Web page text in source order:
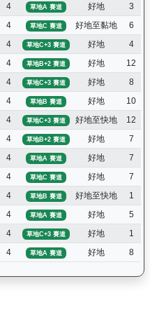
4 草地A 賽道 好地 3
4 草地C 賽道 好地至黏地 6
4 草地C+3 賽道 好地 4
4 草地B+2 賽道 好地 12
4 草地C+3 賽道 好地 8
4 草地B 賽道 好地 10
4 草地C+3 賽道 好地至快地 12
4 草地B+2 賽道 好地 7
4 草地A 賽道 好地 7
4 草地C 賽道 好地 7
4 草地B 賽道 好地至快地 1
4 草地A 賽道 好地 5
4 草地C+3 賽道 好地 1
4 草地A 賽道 好地 8